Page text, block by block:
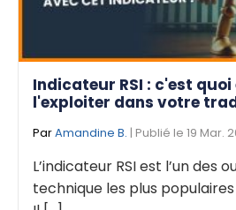
Indicateur RSI : c'est
l'exploiter dans votre
ParAmandine B. | Publié le 19 Mar.
L’indicateur RSI est l’un des
technique les plus